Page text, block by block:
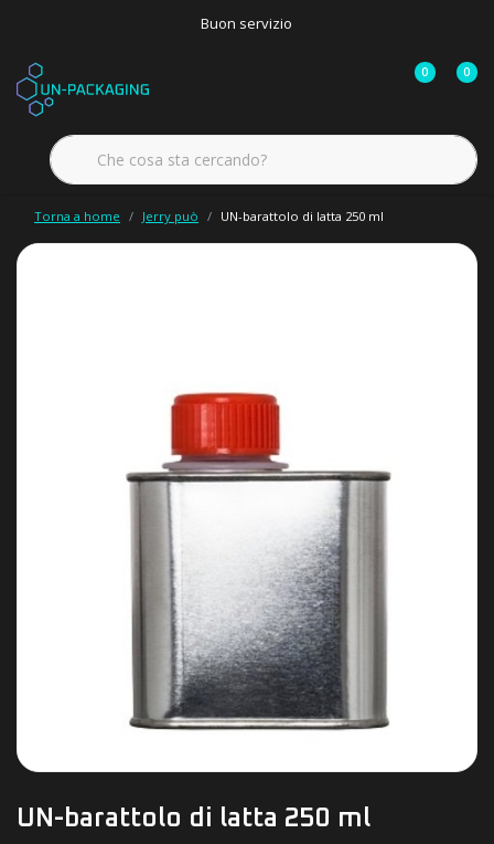
Buon servizio
0 0
Torna a home Jerry può UN-barattolo di latta 250 ml
UN-barattolo di latta 250 ml